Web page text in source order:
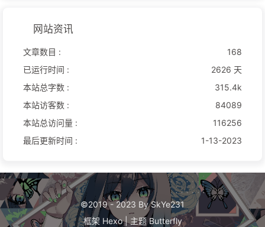
网站资讯
文章数目 :
168
已运行时间 :
2626 天
本站总字数 :
315.4k
本站访客数 :
84089
本站总访问量 :
116256
最后更新时间 :
1-13-2023
©2019 - 2023 By SkYe231
框架 Hexo | 主题Butterfly